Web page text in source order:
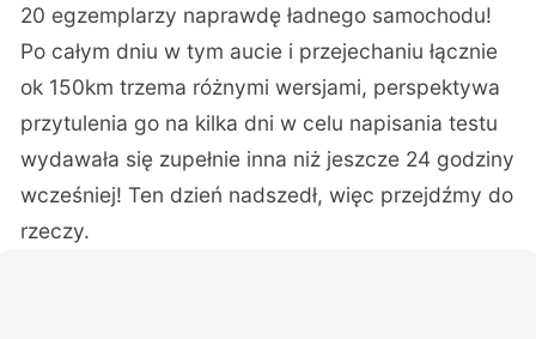
20 egzemplarzy naprawdę ładnego samochodu!
Po całym dniu w tym aucie i przejechaniu łącznie
ok 150km trzema różnymi wersjami, perspektywa
przytulenia go na kilka dni w celu napisania testu
wydawała się zupełnie inna niż jeszcze 24 godziny
wcześniej! Ten dzień nadszedł, więc przejdźmy do
rzeczy.